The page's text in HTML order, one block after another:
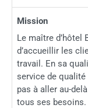
Mission
Le maître
d’accueillir les
travail. En sa
service de
pas à aller au-
tous ses besoins.